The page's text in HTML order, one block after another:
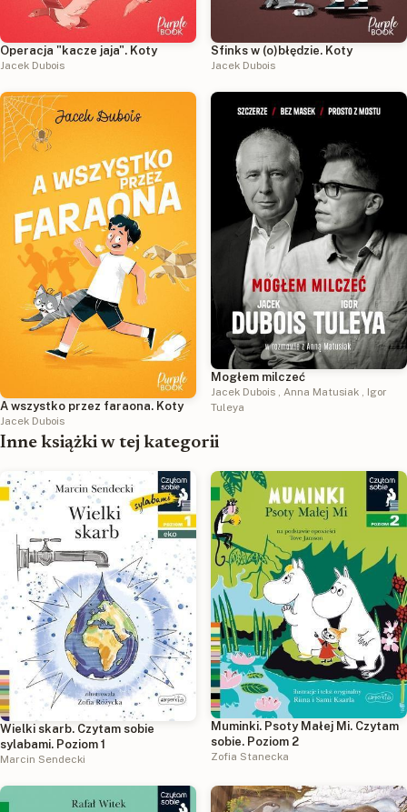
Operacja "kacze jaja". Koty
Jacek Dubois
Sfinks w (o)błędzie. Koty
Jacek Dubois
A wszystko przez faraona. Koty
Jacek Dubois
Mogłem milczeć
Jacek Dubois , Anna Matusiak , Igor
Tuleya
Inne książki w tej kategorii
Wielki skarb. Czytam sobie
sylabami. Poziom 1
Marcin Sendecki
Muminki. Psoty Małej Mi. Czytam
sobie. Poziom 2
Zofia Stanecka